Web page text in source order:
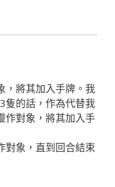
，將其加入手牌。我
隻的話，作為代替我
作對象，將其加入手
對象，直到回合結束